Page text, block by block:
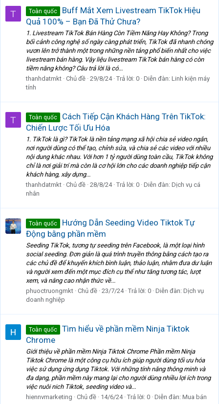
T Toàn quốc
Buff Mắt Xem Livestream TikTok Hiệu
Quả 100% – Bạn Đã Thử Chưa?
1. Livestream TikTok Bán Hàng Còn Tiềm Năng Hay Không? Trong
bối cảnh công nghệ số ngày càng phát triển, TikTok đã nhanh chóng
vươn lên trở thành một trong những nền tảng phổ biến nhất cho việc
livestream bán hàng. Vậy liệu livestream TikTok bán hàng có còn
tiềm năng không? Câu trả lời là có...
thanhdatmkt Chủ đề 29/8/24 Trả lời: 0 Diễn đàn: Linh kiện máy
tính
T Toàn quốc
Cách Tiếp Cận Khách Hàng Trên TikTok:
Chiến Lược Tối Ưu Hóa
1. TikTok là gì? TikTok là nền tảng mạng xã hội chia sẻ video ngắn,
nơi người dùng có thể tạo, chỉnh sửa, và chia sẻ các video với nhiều
nội dung khác nhau. Với hơn 1 tỷ người dùng toàn cầu, TikTok không
chỉ là nơi giải trí mà còn là cơ hội lớn cho các doanh nghiệp tiếp cận
khách hàng, xây dựng...
thanhdatmkt Chủ đề 28/8/24 Trả lời: 0 Diễn đàn: Dịch vụ cá
nhân
Toàn quốc
Hướng Dẫn Seeding Video Tiktok Tự
Động bằng phần mềm
Seeding TikTok, tương tự seeding trên Facebook, là một loại hình
social seeding. Đơn giản là quá trình truyền thông bằng cách tạo ra
các chủ đề để khuyến khích bình luận, thảo luận, nhằm đưa dư luận
và người xem đến một mục đích cụ thể như tăng tương tác, lượt
xem, và nâng cao nhận thức về...
phuoctruongmkt Chủ đề 23/7/24 Trả lời: 0 Diễn đàn: Dịch vụ
doanh nghiệp
Toàn quốc
Tìm hiểu về phần mềm Ninja Tiktok
Chrome
Giới thiệu về phần mềm Ninja Tiktok Chrome Phần mềm Ninja
Tiktok Chrome là một công cụ hữu ích giúp người dùng tối ưu hóa
việc sử dụng ứng dụng Tiktok. Với những tính năng thông minh và
đa dạng, phần mềm này mang lại cho người dùng nhiều lợi ích trong
việc nuôi nich Tiktok, seeding video và...
hiennvmarketing
Chủ đề 14/6/24 Trả lời: 0 Diễn đàn: Mua bán